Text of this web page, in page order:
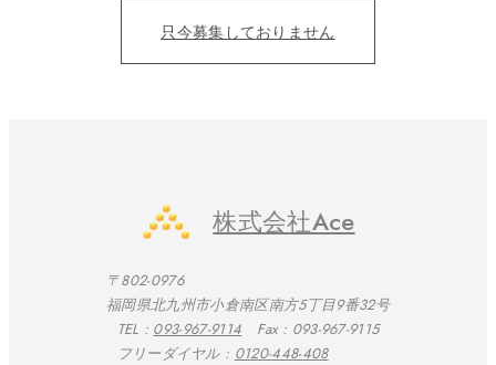
只今募集しておりません
株式会社Ace
〒802-0976
福岡県北九州市小倉南区南方5丁目9番32号
TEL : 093-967-9114 Fax : 093-967-9115
フリーダイヤル : 0120-448-408